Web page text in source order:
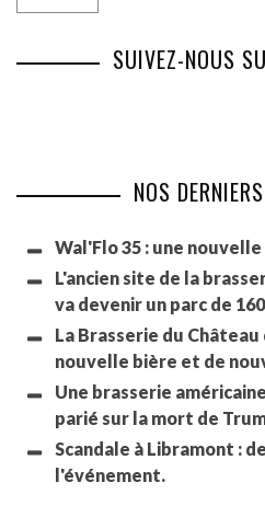
SUIVEZ-NOUS
NOS
Wal'Flo 35 : une
L'ancien site de la
va devenir un parc de
La Brasserie du
nouvelle bière et de
Une brasserie
parié sur la mort de
Scandale à Libramont :
l'événement.